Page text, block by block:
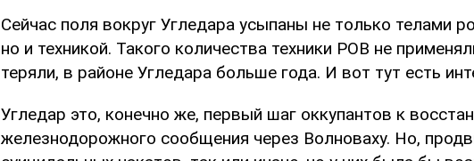
Сейчас поля вокруг Угледара усыпаны не только телами
но и техникой. Такого количества техники РОВ не
теряли, в районе Угледара больше года. И вот тут есть
Угледар это, конечно же, первый шаг оккупантов к
железнодорожного сообщения через Волноваху. Но,